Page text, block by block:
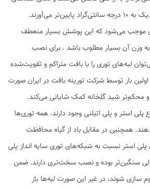
می‌آورند.
موجب می‌شود که این پوشش بسیار منعطف
وزن آن بسیار مطلوب باشد . برای نصب
لبه‌های توری را با بافت متراکم و تقویت‌شده
اولین بار توسط شرکت تورینه بافت در ایران صورت
محکم‌تر شید گلخانه کمک شایانی می‌کند.
پلی استر و پلی اتیلنی وجود دارند. همه توری‌ها
همچنین در مقابل باد از گیاه محافظت
استر نسبت به شبکه‌های توری سایه انداز پلی
سنگین‌تر بوده و نصب سخت‌تری دارند. ضمن
سازی شوند، در غیر این صورت لبه‌ها باز